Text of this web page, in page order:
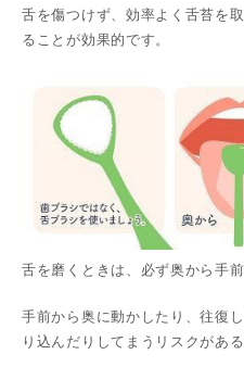
舌を傷つけず、効率よく舌苔を
ることが効果的です。
舌を磨くときは、必ず奥から手
手前から奥に動かしたり、往復
り込んだりしてまうリスクがあ